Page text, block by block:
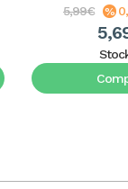
5,99€